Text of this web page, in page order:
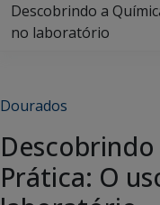
Descobrindo a
no laboratório
Dourados
Prática: O